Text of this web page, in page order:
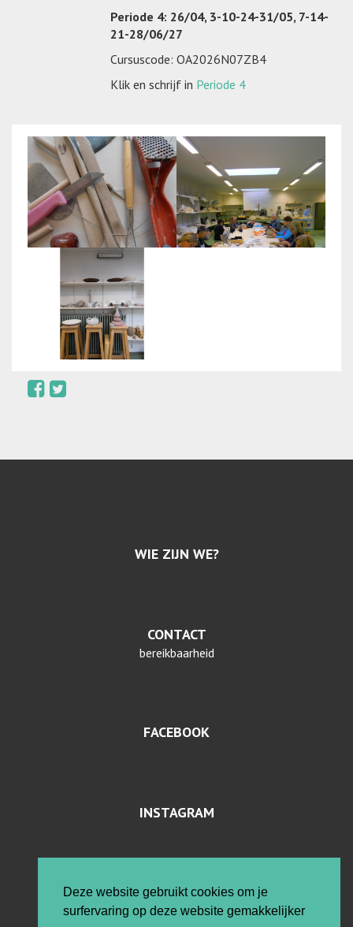
Deze website gebruikt cookies om je
surfervaring op deze website gemakkelijker
Periode 4: 26/04, 3-10-24-31/05, 7-14-
21-28/06/27
Cursuscode: OA2026N07ZB4
Klik en schrijf in Periode 4
WIE ZIJN WE?
CONTACT
bereikbaarheid
FACEBOOK
INSTAGRAM
PRIVACYVERKLARING EN COOKIES